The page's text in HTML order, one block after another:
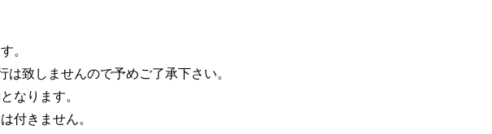
。
致しませんので予めご了承下さい。
なります。
付きません。